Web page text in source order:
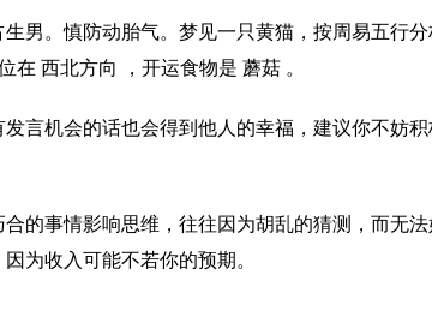
男。慎防动胎气。梦见一只黄猫，按周易五行分
西北方向 ，开运食物是 蘑菇 。
言机会的话也会得到他人的幸福，建议你不妨
的事情影响思维，往往因为胡乱的猜测，而无
为收入可能不若你的预期。